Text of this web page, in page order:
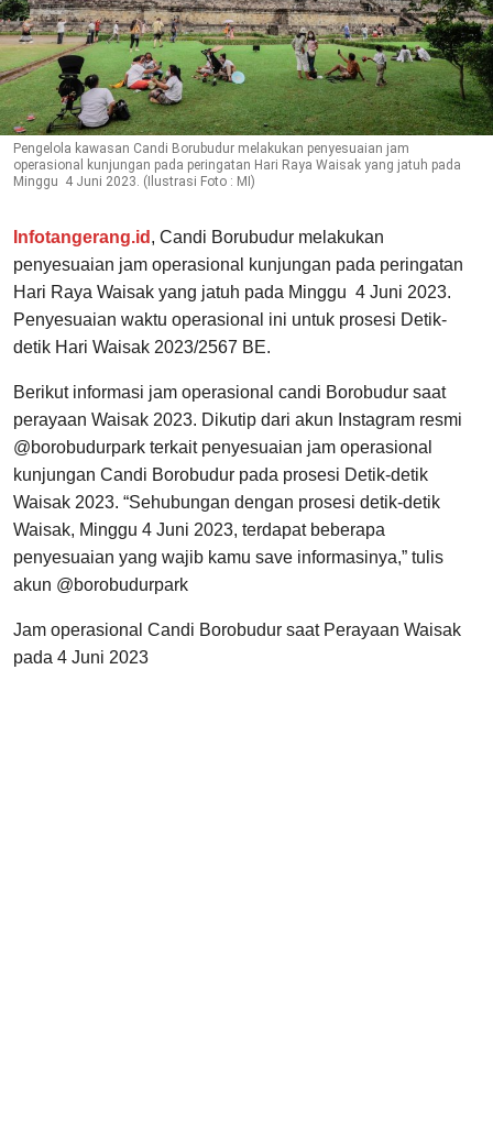
Pengelola kawasan Candi Borubudur melakukan penyesuaian jam
operasional kunjungan pada peringatan Hari Raya Waisak yang jatuh pada
Minggu 4 Juni 2023. (Ilustrasi Foto : MI)
Infotangerang.id , Candi Borubudur melakukan
penyesuaian jam operasional kunjungan pada peringatan
Hari Raya Waisak yang jatuh pada Minggu 4 Juni 2023.
Penyesuaian waktu operasional ini untuk prosesi Detik-
detik Hari Waisak 2023/2567 BE.
Berikut informasi jam operasional candi Borobudur saat
perayaan Waisak 2023. Dikutip dari akun Instagram resmi
@borobudurpark terkait penyesuaian jam operasional
kunjungan Candi Borobudur pada prosesi Detik-detik
Waisak 2023. “Sehubungan dengan prosesi detik-detik
Waisak, Minggu 4 Juni 2023, terdapat beberapa
penyesuaian yang wajib kamu save informasinya,” tulis
akun @borobudurpark
Jam operasional Candi Borobudur saat Perayaan Waisak
pada 4 Juni 2023